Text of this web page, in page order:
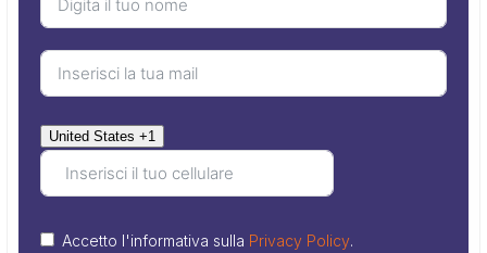
United States +1
Accetto l'informativa sulla Privacy Policy.